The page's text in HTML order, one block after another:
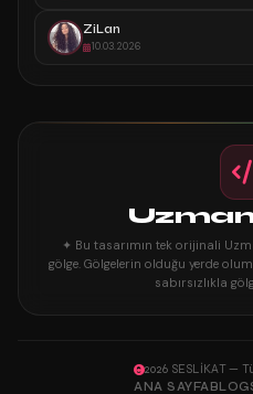
ZiLan
10.03.2026
✦ Bu tasarımın tek orijinali
gölge. Gölgelerin olduğu yerde
sabırsızlıkla
2026 SESLİKAT —
ANA SAYFA BLOG